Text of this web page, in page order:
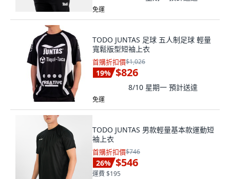
免運
TODO JUNTAS 足球 五人制足球 輕量
寬鬆版型短袖上衣
首購折扣價$1,026
19% $826
8/10 星期一 預計送達
免運
TODO JUNTAS 男款輕量基本款運動短
袖上衣
首購折扣價$746
26% $546
運費 $195